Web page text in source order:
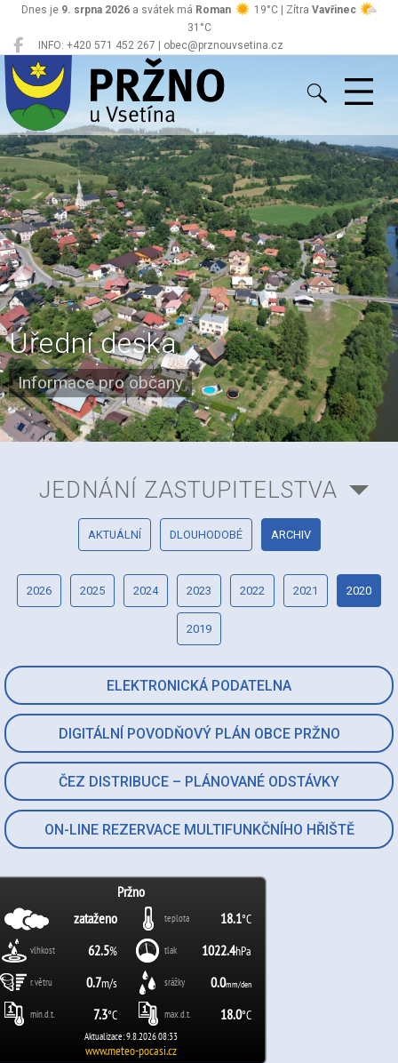
INFO: +420 571 452 267 | obec@prznouvsetina.cz
Dnes je 9. srpna 2026 a svátek má Roman 19°C | Zítra Vavřinec
31°C
Pržno
Úřední deska
Informace pro občany
ELEKTRONICKÁ PODATELNA
DIGITÁLNÍ POVODŇOVÝ PLÁN OBCE PRŽNO
ČEZ DISTRIBUCE – PLÁNOVANÉ ODSTÁVKY
ON-LINE REZERVACE MULTIFUNKČNÍHO HŘIŠTĚ
JEDNÁNÍ ZASTUPITELSTVA
AKTUÁLNÍ DLOUHODOBÉ ARCHIV
2026 2025 2024 2023 2022 2021 2020
2019